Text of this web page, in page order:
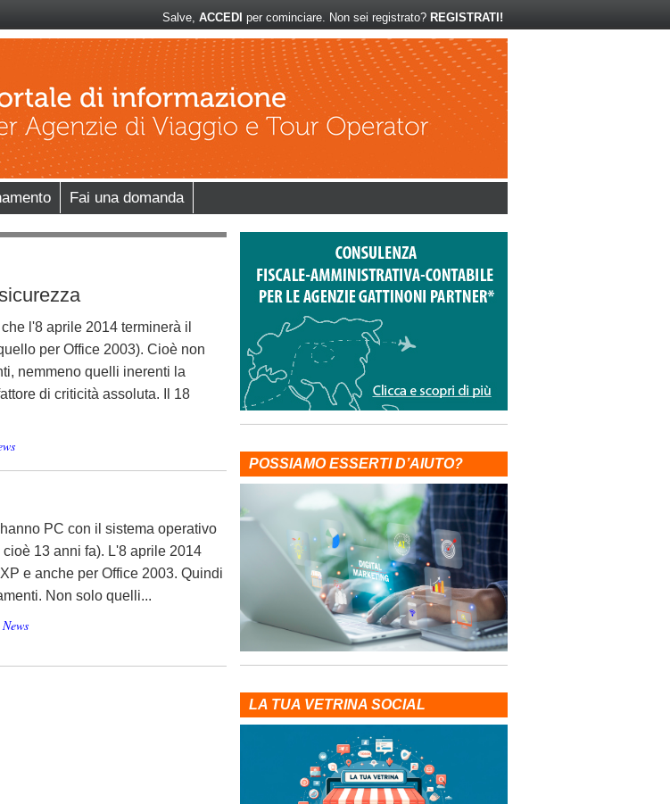
Salve, ACCEDI per cominciare. Non sei registrato? REGISTRATI!
Fai una domanda
l'8 aprile 2014 terminerà il
per Office 2003). Cioè non
nemmeno quelli inerenti la
di criticità assoluta. Il 18
PC con il sistema operativo
13 anni fa). L'8 aprile 2014
e anche per Office 2003. Quindi
Non solo quelli...
News
POSSIAMO ESSERTI D’AIUTO?
LA TUA VETRINA SOCIAL